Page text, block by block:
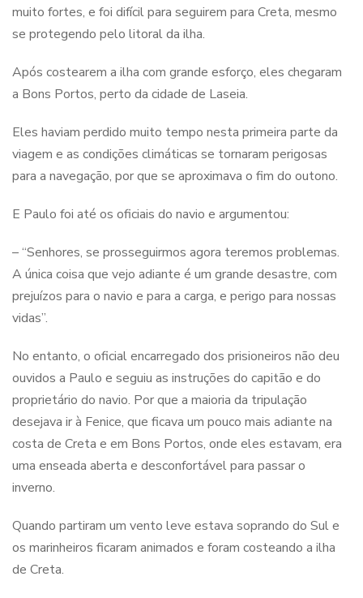
muito fortes, e foi difícil para seguirem para Creta, mesmo
se protegendo pelo litoral da ilha.
Após costearem a ilha com grande esforço, eles chegaram
a Bons Portos, perto da cidade de Laseia.
Eles haviam perdido muito tempo nesta primeira parte da
viagem e as condições climáticas se tornaram perigosas
para a navegação, por que se aproximava o fim do outono.
E Paulo foi até os oficiais do navio e argumentou:
– “Senhores, se prosseguirmos agora teremos problemas.
A única coisa que vejo adiante é um grande desastre, com
prejuízos para o navio e para a carga, e perigo para nossas
vidas”.
No entanto, o oficial encarregado dos prisioneiros não deu
ouvidos a Paulo e seguiu as instruções do capitão e do
proprietário do navio. Por que a maioria da tripulação
desejava ir à Fenice, que ficava um pouco mais adiante na
costa de Creta e em Bons Portos, onde eles estavam, era
uma enseada aberta e desconfortável para passar o
inverno.
Quando partiram um vento leve estava soprando do Sul e
os marinheiros ficaram animados e foram costeando a ilha
de Creta.